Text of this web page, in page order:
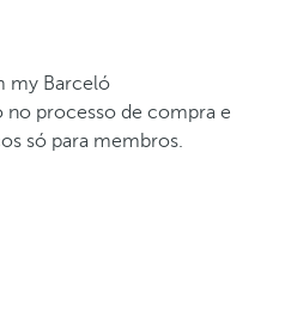
my Barceló
no processo de compra e
só para membros.